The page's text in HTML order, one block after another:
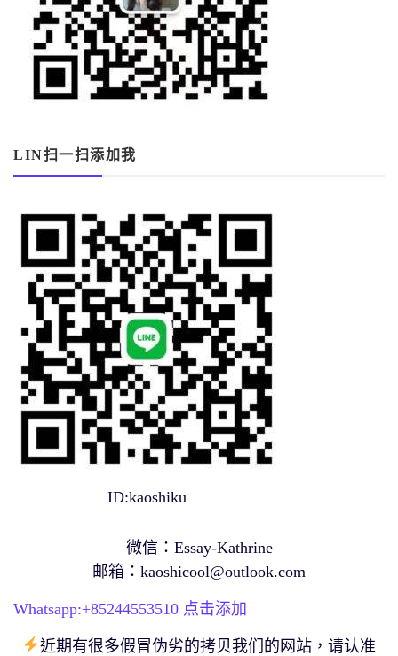
LIN扫一扫添加我
ID:kaoshiku
微信：Essay-Kathrine
邮箱： kaoshicool@outlook.com
Whatsapp:+85244553510 点击添加
近期有很多假冒伪劣的拷贝我们的网站，请认准